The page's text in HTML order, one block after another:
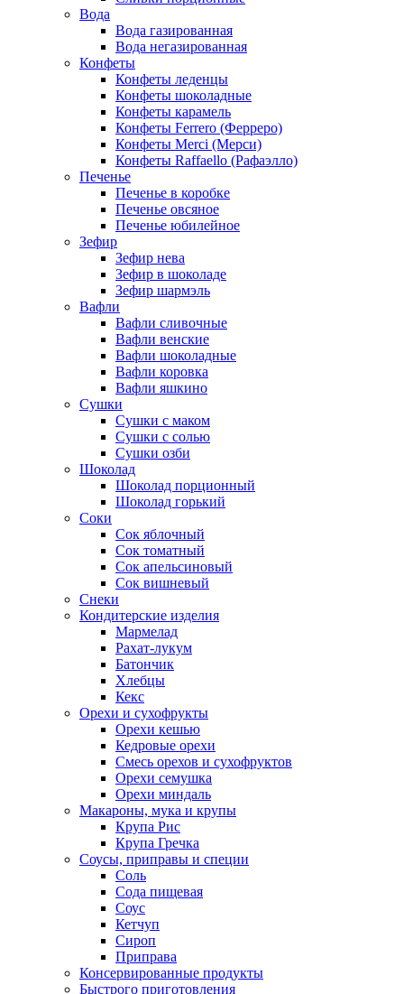
Вода
Вода газированная
Вода негазированная
Конфеты
Конфеты леденцы
Конфеты шоколадные
Конфеты карамель
Конфеты Ferrero (Ферреро)
Конфеты Merci (Мерси)
Конфеты Raffaello (Рафаэлло)
Печенье
Печенье в коробке
Печенье овсяное
Печенье юбилейное
Зефир
Зефир нева
Зефир в шоколаде
Зефир шармэль
Вафли
Вафли сливочные
Вафли венские
Вафли шоколадные
Вафли коровка
Вафли яшкино
Сушки
Сушки с маком
Сушки с солью
Сушки озби
Шоколад
Шоколад порционный
Шоколад горький
Соки
Сок яблочный
Сок томатный
Сок апельсиновый
Сок вишневый
Снеки
Кондитерские изделия
Мармелад
Рахат-лукум
Батончик
Хлебцы
Кекс
Орехи и сухофрукты
Орехи кешью
Кедровые орехи
Смесь орехов и сухофруктов
Орехи семушка
Орехи миндаль
Макароны, мука и крупы
Крупа Рис
Крупа Гречка
Соусы, приправы и специи
Соль
Сода пищевая
Соус
Кетчуп
Сироп
Приправа
Консервированные продукты
Быстрого приготовления